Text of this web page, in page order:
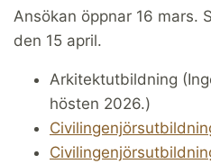
Ansökan öppnar 16 mars.
den 15 april.
Arkitektutbildning
hösten 2026.)